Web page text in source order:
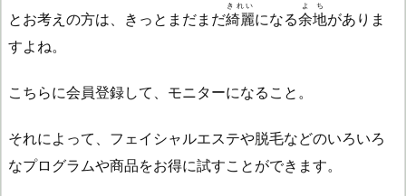
とお考えの方は、きっとまだまだ綺麗
きれい
になる余地
よち
がありま
すよね。
こちらに会員登録して、モニターになること。
それによって、フェイシャルエステや脱毛などのいろいろ
なプログラムや商品をお得に試すことができます。